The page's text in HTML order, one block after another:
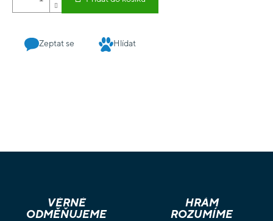
Krátká hra pro děti od 2,5 do 5 let.
Zeptat se Hlídat
VĚRNÉ
ODMĚŇUJEME
HRÁM
ROZUMÍME